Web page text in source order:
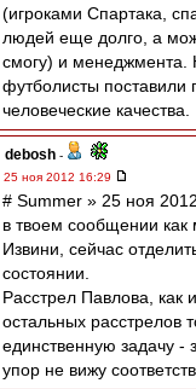
(игроками Спартака,
людей еще долго, а
смогу) и менеджмента.
футболисты поставили
человеческие качества.
debosh -
25 ноя 2012 16:29
# Summer » 25 ноя
в твоем сообщении как
Извини, сейчас
состоянии.
Расстрел Павлова, как
остальных расстрелов
единственную задачу -
упор не вижу